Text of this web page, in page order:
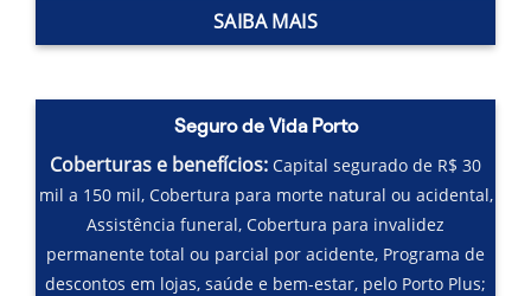
SAIBA MAIS
Seguro de Vida Porto
Coberturas e benefícios: Capital segurado de R$ 30
mil a 150 mil, Cobertura para morte natural ou acidental,
Assistência funeral,Cobertura para invalidez
permanente total ou parcial por acidente, Programa de
descontos em lojas, saúde e bem-estar, pelo Porto Plus;